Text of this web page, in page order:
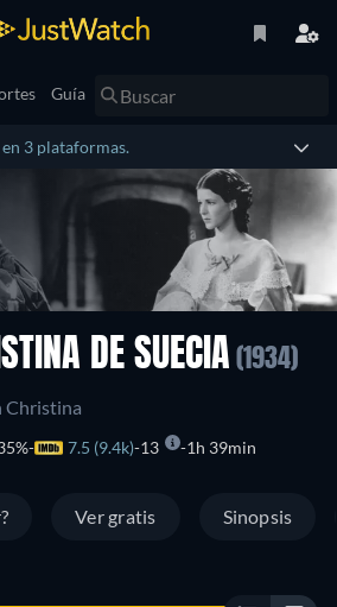
Guía
3 plataformas.
DE SUECIA (1934)
Christina
7.5 (9.4k) 13 1h 39min
Ver gratis Sinopsis